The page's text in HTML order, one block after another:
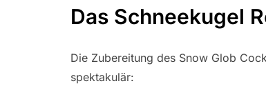
Das Schneekugel
Die Zubereitung des Snow Glob
spektakulär: